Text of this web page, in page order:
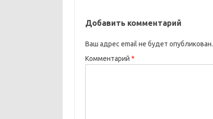
Добавить комментарий
Ваш адрес email не будет опубликован.
Комментарий *